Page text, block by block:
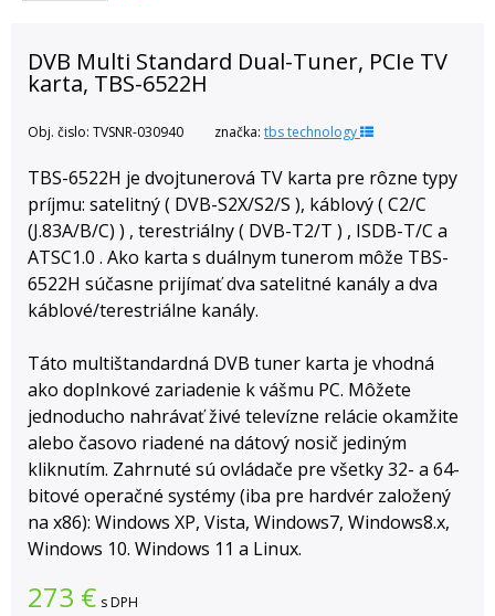
DVB Multi Standard Dual-Tuner, PCIe TV
karta, TBS-6522H
Obj. čislo: TVSNR-030940 značka: tbs technology
TBS-6522H je dvojtunerová TV karta pre rôzne typy
príjmu: satelitný ( DVB-S2X/S2/S ), káblový ( C2/C
(J.83A/B/C) ) , terestriálny ( DVB-T2/T ) , ISDB-T/C a
ATSC1.0 . Ako karta s duálnym tunerom môže TBS-
6522H súčasne prijímať dva satelitné kanály a dva
káblové/terestriálne kanály.
Táto multištandardná DVB tuner karta je vhodná
ako doplnkové zariadenie k vášmu PC. Môžete
jednoducho nahrávať živé televízne relácie okamžite
alebo časovo riadené na dátový nosič jediným
kliknutím. Zahrnuté sú ovládače pre všetky 32- a 64-
bitové operačné systémy (iba pre hardvér založený
na x86): Windows XP, Vista, Windows7, Windows8.x,
Windows 10. Windows 11 a Linux.
273 € s DPH